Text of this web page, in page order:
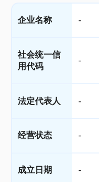
企业名称 -
社会统一信
用代码
-
法定代表人 -
经营状态 -
成立日期 -